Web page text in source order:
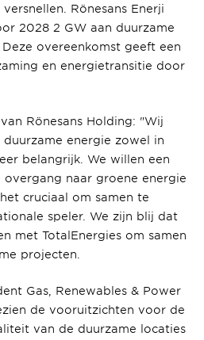
Rönesans Enerji
2028 2 GW aan duurzame
overeenkomst geeft een
en energietransitie door
Rönesans Holding: "Wij
energie zowel in
belangrijk. We willen een
naar groene energie
cruciaal om samen te
speler. We zijn blij dat
met TotalEnergies om samen
projecten.
Gas, Renewables & Power
de vooruitzichten voor de
van de duurzame locaties